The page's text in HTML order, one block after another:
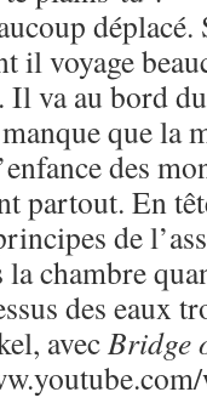
déplacé.
il voyage
va au bord
que la
des
partout. En
de
la chambre
des eaux
avecBridge